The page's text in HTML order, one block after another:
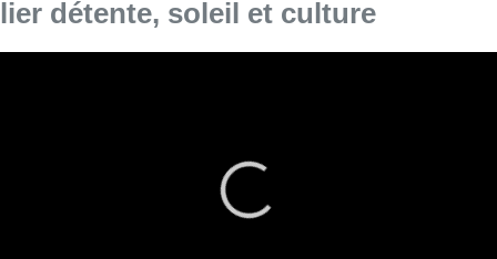
lier détente, soleil et culture
La tête dans les nuages, les visiteurs peuvent y contempler
nombreux monuments bruxellois
Une belle vue, un beau lieu”